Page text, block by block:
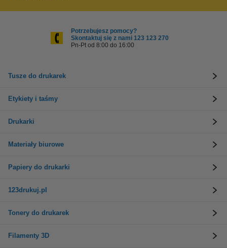
Potrzebujesz pomocy?
Skontaktuj się z nami 123 123 270
Pn-Pt od 8:00 do 16:00
Tusze do drukarek
Etykiety i taśmy
Drukarki
Materiały biurowe
Papiery do drukarki
123drukuj.pl
Tonery do drukarek
Filamenty 3D